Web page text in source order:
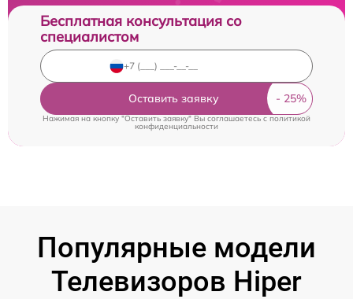
Бесплатная консультация со
специалистом
Оставить заявку
Нажимая на кнопку "Оставить заявку" Вы соглашаетесь cполитикой
конфиденциальности
Популярные модели
Телевизоров Hiper